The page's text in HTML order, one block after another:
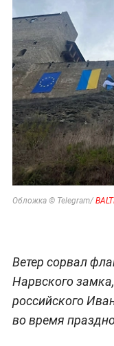
Обложка © Telegram/
Ветер сорвал
Нарвского
российского
во время